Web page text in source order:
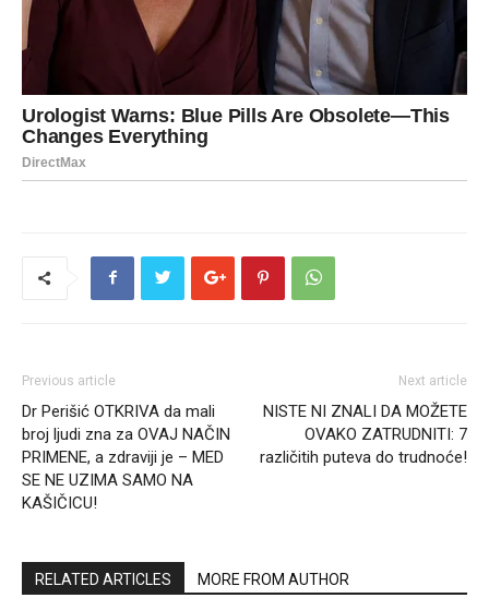
Previous article
Dr Perišić OTKRIVA da mali
broj ljudi zna za OVAJ NAČIN
PRIMENE, a zdraviji je – MED
SE NE UZIMA SAMO NA
KAŠIČICU!
Next article
NISTE NI ZNALI DA MOŽETE
OVAKO ZATRUDNITI: 7
različitih puteva do trudnoće!
RELATED ARTICLES MORE FROM AUTHOR